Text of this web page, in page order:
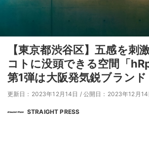
【東京都渋谷区】五感を刺
コトに没頭できる空間「
第1弾は大阪発気鋭ブランド
更新日：2023年12月14日 / 公開日：2023年12月14
STRAIGHT PRESS